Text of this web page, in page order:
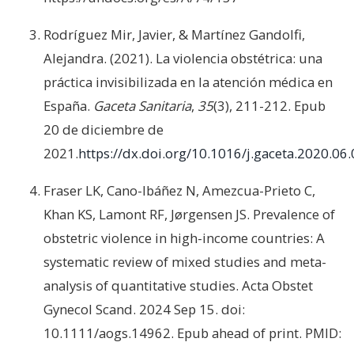
Rodríguez Mir, Javier, & Martínez Gandolfi,
Alejandra. (2021). La violencia obstétrica: una
práctica invisibilizada en la atención médica en
España. Gaceta Sanitaria, 35(3), 211-212. Epub
20 de diciembre de
2021.https://dx.doi.org/10.1016/
Fraser LK, Cano-Ibáñez N, Amezcua-Prieto C,
Khan KS, Lamont RF, Jørgensen JS. Prevalence of
obstetric violence in high-income countries: A
systematic review of mixed studies and meta-
analysis of quantitative studies. Acta Obstet
Gynecol Scand. 2024 Sep 15. doi:
10.1111/aogs.14962. Epub ahead of print. PMID: